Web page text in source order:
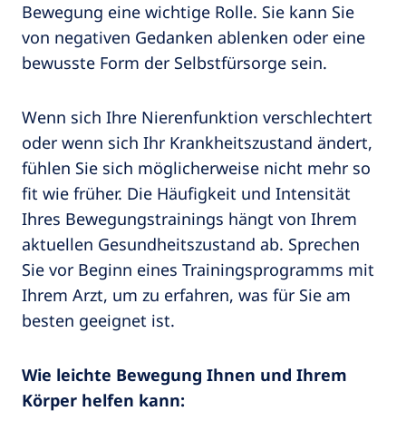
Bewegung eine wichtige Rolle. Sie kann Sie
von negativen Gedanken ablenken oder eine
bewusste Form der Selbstfürsorge sein.
Wenn sich Ihre Nierenfunktion verschlechtert
oder wenn sich Ihr Krankheitszustand ändert,
fühlen Sie sich möglicherweise nicht mehr so
fit wie früher. Die Häufigkeit und Intensität
Ihres Bewegungstrainings hängt von Ihrem
aktuellen Gesundheitszustand ab. Sprechen
Sie vor Beginn eines Trainingsprogramms mit
Ihrem Arzt, um zu erfahren, was für Sie am
besten geeignet ist.
Wie leichte Bewegung Ihnen und Ihrem
Körper helfen kann: